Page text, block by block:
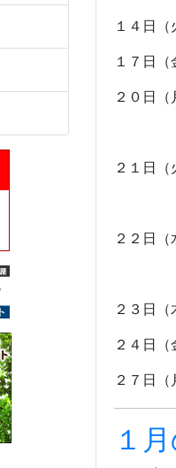
１４日（
１７日
２０日
※１，
２１日
※最
２２日
※３年
２３日
２４日
２７日
１